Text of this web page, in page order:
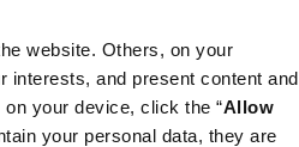
website. Others, on your
interests, and present content and
your device, click the “Allow
your personal data, they are